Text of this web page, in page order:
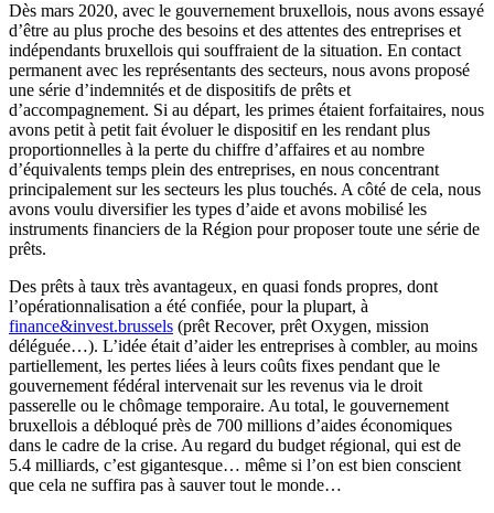
Dès mars 2020, avec le gouvernement bruxellois, nous avons essayé
d’être au plus proche des besoins et des attentes des entreprises et
indépendants bruxellois qui souffraient de la situation. En contact
permanent avec les représentants des secteurs, nous avons proposé
une série d’indemnités et de dispositifs de prêts et
d’accompagnement. Si au départ, les primes étaient forfaitaires, nous
avons petit à petit fait évoluer le dispositif en les rendant plus
proportionnelles à la perte du chiffre d’affaires et au nombre
d’équivalents temps plein des entreprises, en nous concentrant
principalement sur les secteurs les plus touchés. A côté de cela, nous
avons voulu diversifier les types d’aide et avons mobilisé les
instruments financiers de la Région pour proposer toute une série de
prêts.
Des prêts à taux très avantageux, en quasi fonds propres, dont
l’opérationnalisation a été confiée, pour la plupart, à
finance&invest.brussels (prêt Recover, prêt Oxygen, mission
déléguée…). L’idée était d’aider les entreprises à combler, au moins
partiellement, les pertes liées à leurs coûts fixes pendant que le
gouvernement fédéral intervenait sur les revenus via le droit
passerelle ou le chômage temporaire. Au total, le gouvernement
bruxellois a débloqué près de 700 millions d’aides économiques
dans le cadre de la crise. Au regard du budget régional, qui est de
5.4 milliards, c’est gigantesque… même si l’on est bien conscient
que cela ne suffira pas à sauver tout le monde…